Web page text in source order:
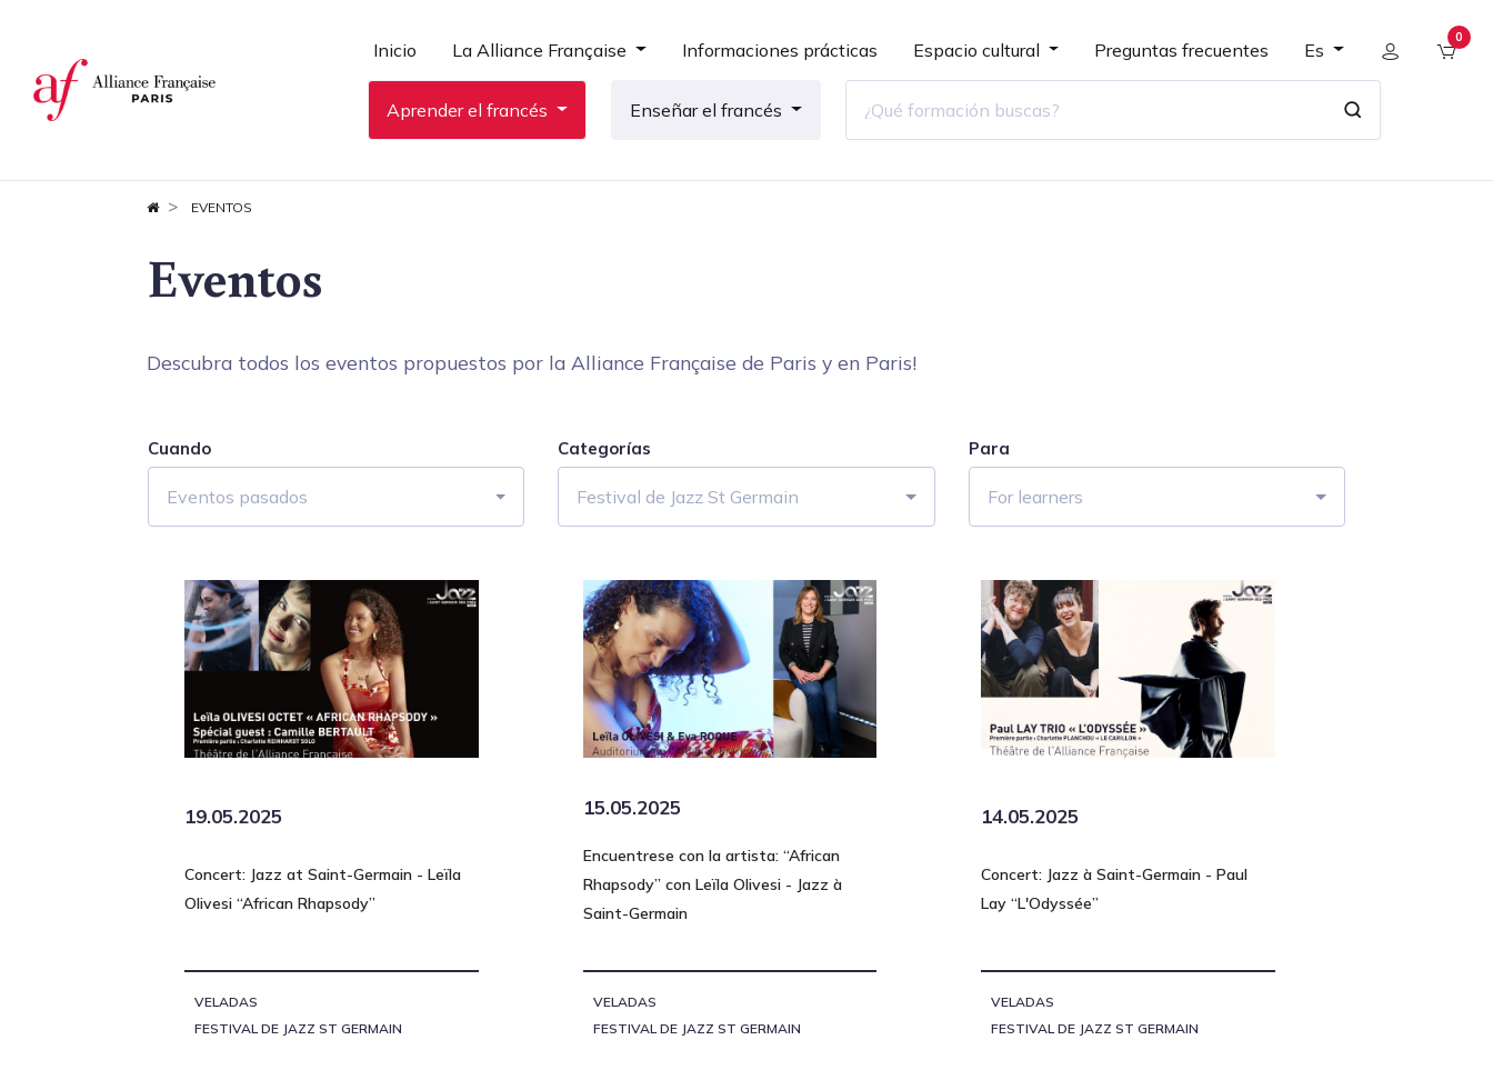
Inicio La Alliance Française Informaciones prácticas Espacio cultural Preguntas frecuentes Es
0
Aprender el francés Enseñar el francés
EVENTOS
Eventos
Descubra todos los eventos propuestos por la Alliance Française de Paris y en Paris!
Cuando
Eventos pasados
Categorías
Festival de Jazz St Germain
Para
For learners
19.05.2025
Concert: Jazz at Saint-Germain - Leïla
Olivesi “African Rhapsody”
VELADAS
FESTIVAL DE JAZZ ST GERMAIN
15.05.2025
Encuentrese con la artista: “African
Rhapsody” con Leïla Olivesi - Jazz à
Saint-Germain
VELADAS
FESTIVAL DE JAZZ ST GERMAIN
14.05.2025
Concert: Jazz à Saint-Germain - Paul
Lay “L'Odyssée”
VELADAS
FESTIVAL DE JAZZ ST GERMAIN